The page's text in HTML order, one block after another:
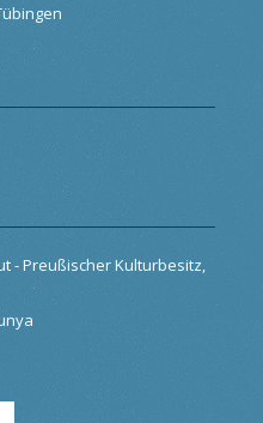
- Preußischer Kulturbesitz,